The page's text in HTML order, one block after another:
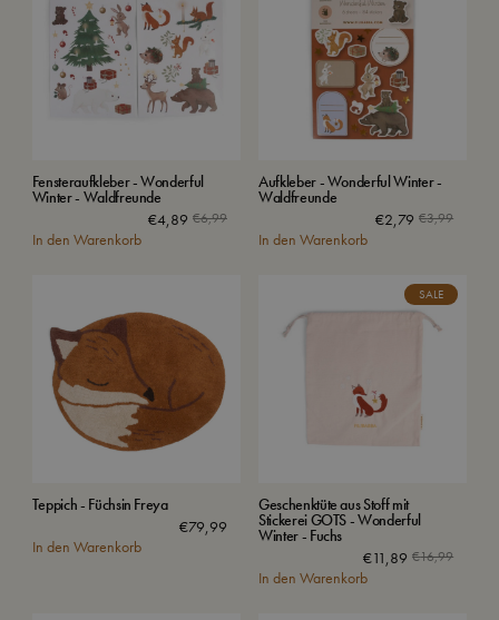
Fensteraufkleber - Wonderful
Winter - Waldfreunde
€6,99
€4,89
In den Warenkorb
Aufkleber - Wonderful Winter -
Waldfreunde
€3,99
€2,79
In den Warenkorb
Teppich - Füchsin Freya
€79,99
In den Warenkorb
SALE
Geschenktüte aus Stoff mit
Stickerei GOTS - Wonderful
Winter - Fuchs
€16,99
€11,89
In den Warenkorb